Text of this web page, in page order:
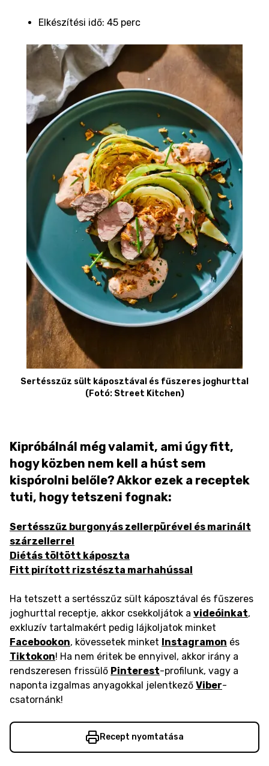
Elkészítési idő: 45 perc
Sertésszűz sült káposztával és fűszeres joghurttal
(Fotó: Street Kitchen)
Kipróbálnál még valamit, ami úgy fitt,
hogy közben nem kell a húst sem
kispórolni belőle? Akkor ezek a receptek
tuti, hogy tetszeni fognak:
Sertésszűz burgonyás zellerpürével és marinált
szárzellerrel
Diétás töltött káposzta
Fitt pirított rizstészta marhahússal
Ha tetszett a sertésszűz sült káposztával és fűszeres
joghurttal receptje, akkor csekkoljátok a videóinkat,
exkluzív tartalmakért pedig lájkoljatok minket
Facebookon, kövessetek minket Instagramon és
Tiktokon! Ha nem éritek be ennyivel, akkor irány a
rendszeresen frissülő Pinterest-profilunk, vagy a
naponta izgalmas anyagokkal jelentkező Viber-
csatornánk!
Recept nyomtatása